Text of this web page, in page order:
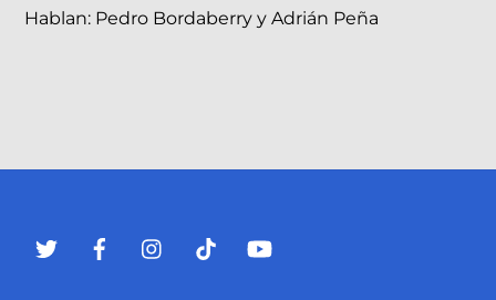
Hablan: Pedro Bordaberry y Adrián Peña